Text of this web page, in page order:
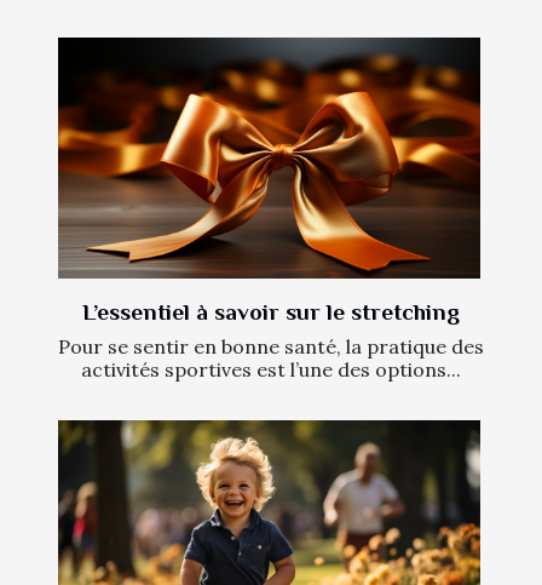
L’essentiel à savoir sur le stretching
Pour se sentir en bonne santé, la pratique des
activités sportives est l’une des options...